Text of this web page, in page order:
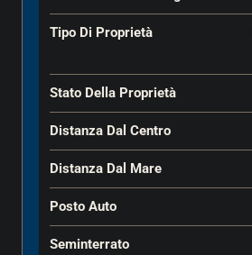
Tipo Di Proprietà
Stato Della Proprietà
Distanza Dal Centro
Distanza Dal Mare
Posto Auto
Seminterrato